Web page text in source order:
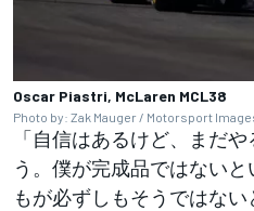
Oscar Piastri, McLaren MCL38
Photo by: Zak Mauger / Motorsport
「自信はあるけど、まだ
う。僕が完成品ではない
もが必ずしもそうではな